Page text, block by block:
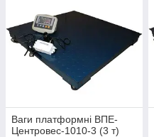
Ваги платформні ВПЕ-
Центровес-1010-3 (3 т)